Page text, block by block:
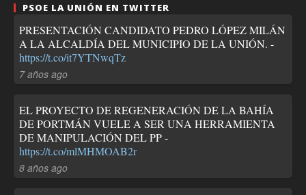
PSOE LA UNIÓN EN TWITTER
PRESENTACIÓN CANDIDATO PEDRO LÓPEZ MILÁN
A LA ALCALDÍA DEL MUNICIPIO DE LA UNIÓN. -
https://t.co/it7YTNwqTz
7 años ago
EL PROYECTO DE REGENERACIÓN DE LA BAHÍA
DE PORTMÁN VUELE A SER UNA HERRAMIENTA
DE MANIPULACIÓN DEL PP -
https://t.co/mlMHMOAB2r
8 años ago